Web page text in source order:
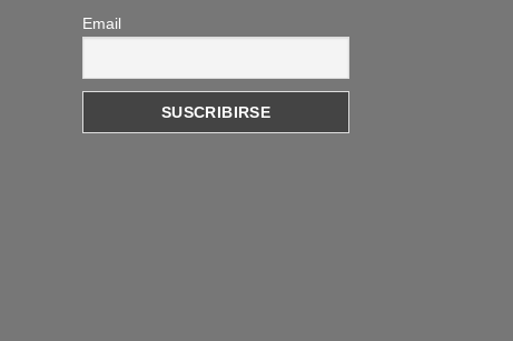
Email